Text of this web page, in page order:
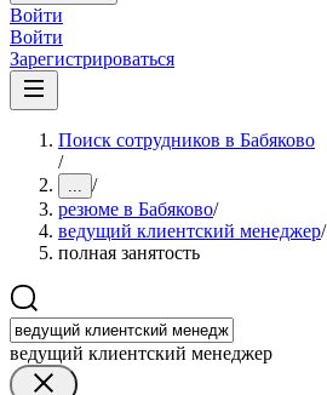
Войти
Войти
Зарегистрироваться
Поиск сотрудников в Бабяково
/
... /
резюме в Бабяково/
ведущий клиентский менеджер/
полная занятость
ведущий клиентский менеджер